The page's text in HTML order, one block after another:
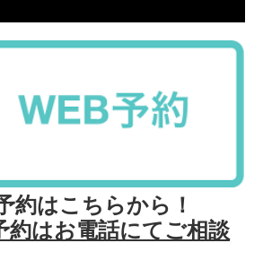
約はこちらから！
はお電話にてご相談